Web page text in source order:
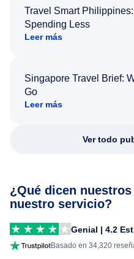
Travel Smart
Spending Less
Leer más
Singapore Travel Brief:
Go
Leer más
Ver todo
¿Qué dicen
nuestro servicio?
Genial | 4.2
Basado en 34,320